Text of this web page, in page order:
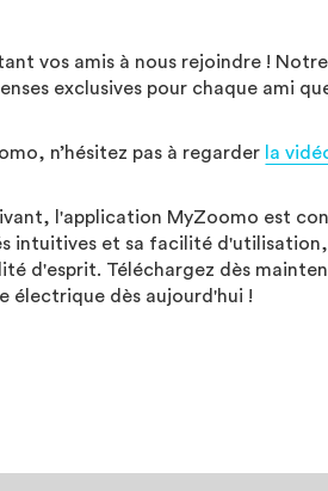
vos amis à nous rejoindre !
exclusives pour chaque ami
n’hésitez pas à regarder la
l'application MyZoomo est
intuitives et sa facilité
d'esprit. Téléchargez dès
électrique dès aujourd'hui !